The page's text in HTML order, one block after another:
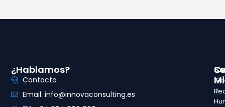
¿Hablamos?
Contacto
Email: info@innovaconsulting.es